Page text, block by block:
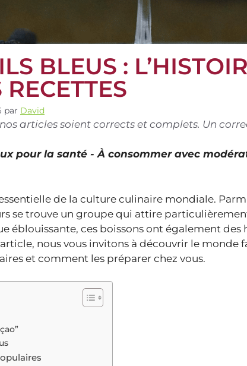
BLEUS :
par David
articles soient corrects et complets. Un
pour la santé - À consommer avec
de la culture culinaire mondiale.
se trouve un groupe qui attire
éblouissante, ces boissons ont également des
nous vous invitons à découvrir le monde
et comment les préparer chez vous.